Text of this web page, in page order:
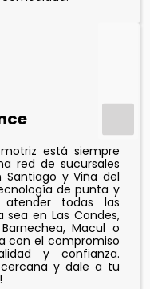
está siempre
red de sucursales
y Viña del
de punta y
atender todas las
en Las Condes,
Macul o
con el compromiso
y confianza.
cercana y dale a tu